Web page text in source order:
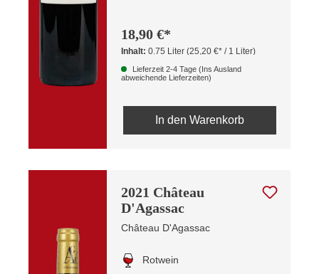
18,90 €*
Inhalt:0.75 Liter(25,20 €* / 1 Liter)
Lieferzeit 2-4 Tage (Ins Ausland
abweichende Lieferzeiten)
In den Warenkorb
2021 Château
D'Agassac
Château D'Agassac
Rotwein